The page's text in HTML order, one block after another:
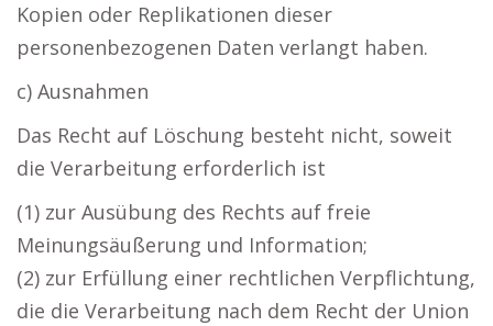
Kopien oder Replikationen dieser
personenbezogenen Daten verlangt haben.
c) Ausnahmen
Das Recht auf Löschung besteht nicht, soweit
die Verarbeitung erforderlich ist
(1) zur Ausübung des Rechts auf freie
Meinungsäußerung und Information;
(2) zur Erfüllung einer rechtlichen Verpflichtung,
die die Verarbeitung nach dem Recht der Union